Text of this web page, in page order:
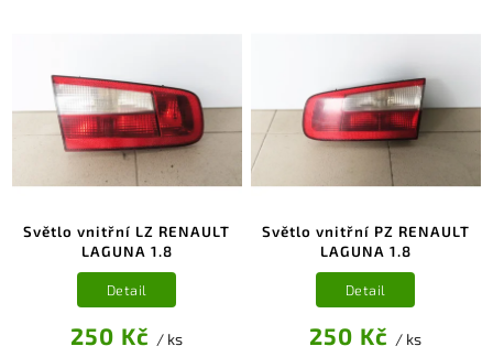
Světlo vnitřní LZ RENAULT
LAGUNA 1.8
250 Kč / ks
Detail
Světlo vnitřní PZ RENAULT
LAGUNA 1.8
250 Kč / ks
Detail